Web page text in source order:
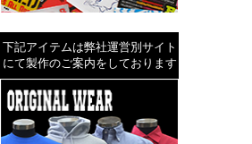
下記アイテムは弊社運営別サイト
にて製作のご案内をしております